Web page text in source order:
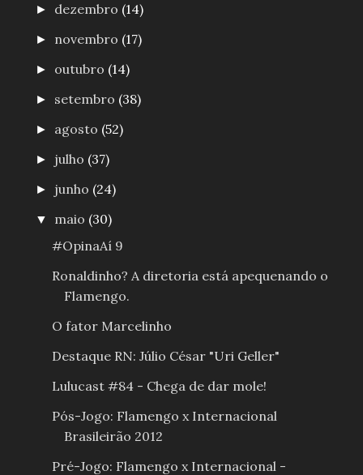
► dezembro (14)
► novembro (17)
► outubro (14)
► setembro (38)
► agosto (52)
► julho (37)
► junho (24)
▼ maio (30)
#OpinaAí 9
Ronaldinho? A diretoria está apequenando o
Flamengo.
O fator Marcelinho
Destaque RN: Júlio César "Uri Geller"
Lulucast #84 - Chega de dar mole!
Pós-Jogo: Flamengo x Internacional
Brasileirão 2012
Pré-Jogo: Flamengo x Internacional -